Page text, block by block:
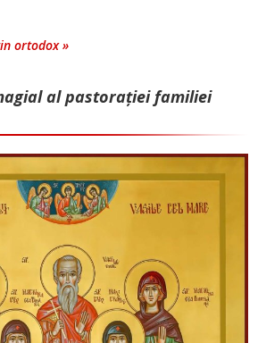
ortodox »
al pastorației familiei